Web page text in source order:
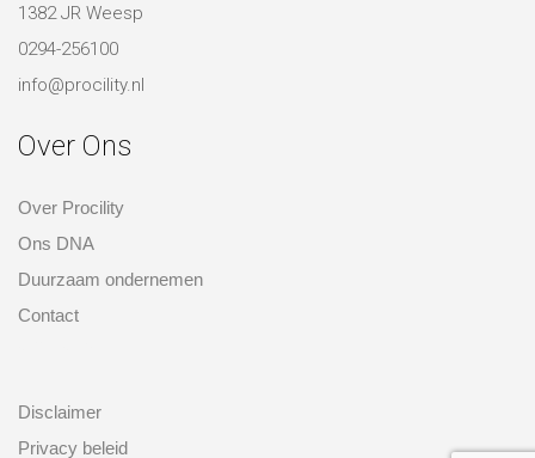
1382 JR Weesp
0294-256100
info@procility.nl
Over Ons
Over Procility
Ons DNA
Duurzaam ondernemen
Contact
Disclaimer
Privacy beleid